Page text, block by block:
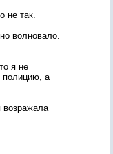
не так.
волновало.
я не
полицию, а
возражала